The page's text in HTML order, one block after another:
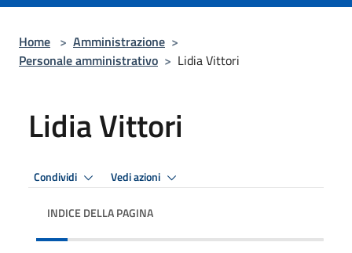
Home > Amministrazione >
Personale amministrativo > Lidia Vittori
Lidia Vittori
Condividi Vedi azioni
INDICE DELLA PAGINA